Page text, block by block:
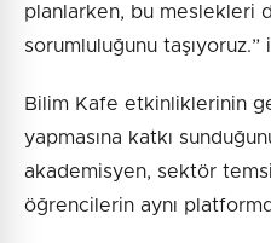
planlarken, bu meslekleri
sorumluluğunu taşıyoruz.”
Bilim Kafe etkinliklerinin
yapmasına katkı
akademisyen, sektör
öğrencilerin aynı